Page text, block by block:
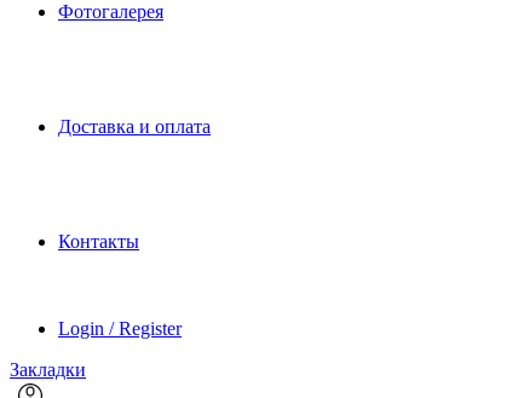
Фотогалерея
Доставка и оплата
Контакты
Login / Register
Закладки